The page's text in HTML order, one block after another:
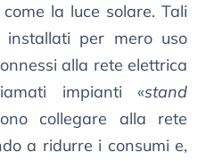
la luce solare. Tali
installati per mero uso
alla rete elettrica
impianti «stand
collegare alla rete
a ridurre i consumi e,